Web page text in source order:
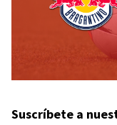
Suscríbete a